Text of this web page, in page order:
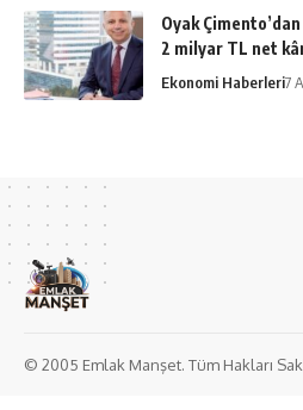
Oyak
2 milyar TL net
Ekonomi Haberleri7
© 2005 Emlak Manşet. Tüm Hakları